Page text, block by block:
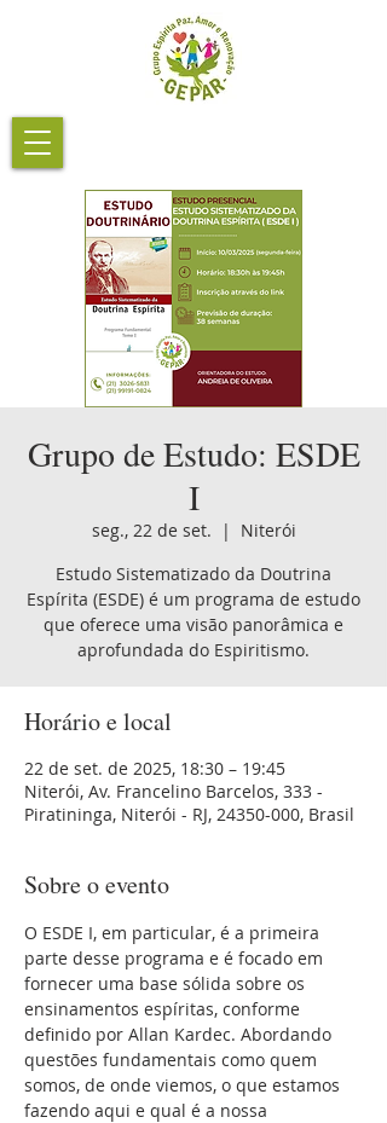
Grupo de Estudo: ESDE
I
seg., 22 de set.
  |
Niterói
Estudo Sistematizado da Doutrina
Espírita (ESDE) é um programa de estudo
que oferece uma visão panorâmica e
aprofundada do Espiritismo.
Horário e local
22 de set. de 2025, 18:30 – 19:45
Niterói, Av. Francelino Barcelos, 333 -
Piratininga, Niterói - RJ, 24350-000, Brasil
Sobre o evento
O ESDE I, em particular, é a primeira
parte desse programa e é focado em
fornecer uma base sólida sobre os
ensinamentos espíritas, conforme
definido por Allan Kardec. Abordando
questões fundamentais como quem
somos, de onde viemos, o que estamos
fazendo aqui e qual é a nossa